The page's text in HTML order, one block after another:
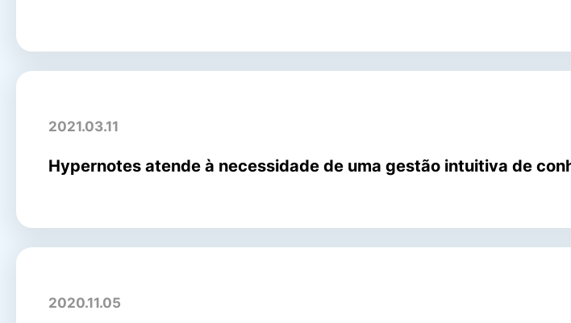
2021.03.11
Hypernotes atende à necessidade de uma gestão intuitiva de
2020.11.05